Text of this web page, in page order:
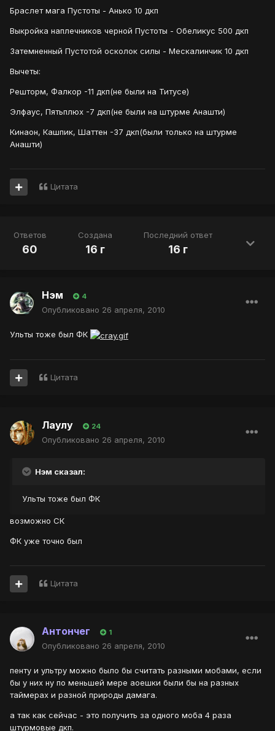
Браслет мага Пустоты - Анько 10 дкп
Выкройка наплечников черной Пустоты - Обеликус 500 дкп
Затемненный Пустотой осколок силы - Мескалинчик 10 дкп
Вычеты:
Решторм, Фалкор -11 дкп(не были на Титусе)
Элфаус, Пятьплюх -7 дкп(не были на штурме Анашти)
Кинаон, Кашпик, Шаттен -37 дкп(были только на штурме
Анашти)
Цитата
Ответов
60
Создана
16 г
Последний ответ
16 г
Нэм 4
Опубликовано 26 апреля, 2010
Ульты тоже был ФК
Цитата
Лаулу 24
Опубликовано 26 апреля, 2010
Нэм сказал:
Ульты тоже был ФК
возможно СК
ФК уже точно был
Цитата
Антончег 1
Опубликовано 26 апреля, 2010
пенту и ультру можно было бы считать разными мобами, если
бы у них ну по меньшей мере аоешки были бы на разных
таймерах и разной природы дамага.
а так как сейчас - это получить за одного моба 4 раза
штурмовые дкп.